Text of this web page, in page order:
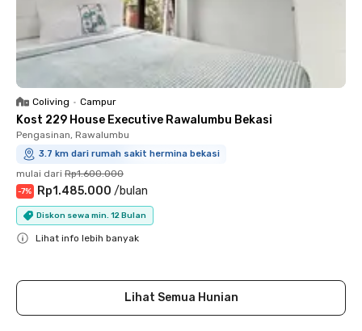
Coliving • Campur
Kost 229 House Executive Rawalumbu Bekasi
Pengasinan, Rawalumbu
3.7 km dari rumah sakit hermina bekasi
mulai dari Rp1.600.000
-7% Rp1.485.000 /bulan
Diskon sewa min. 12 Bulan
Lihat info lebih banyak
Lihat Semua Hunian